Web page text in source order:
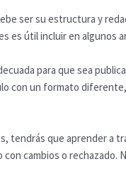
ser su estructura y
es útil incluir en algunos
para que sea
con un formato
tendrás que aprender a
cambios o rechazado.